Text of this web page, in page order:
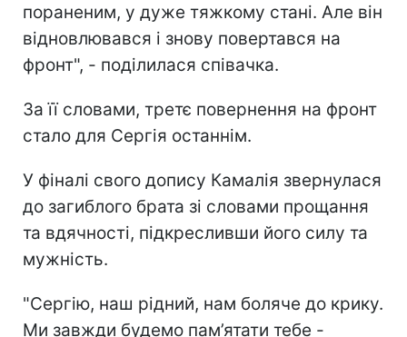
пораненим, у дуже тяжкому стані. Але він
відновлювався і знову повертався на
фронт", - поділилася співачка.
За її словами, третє повернення на фронт
стало для Сергія останнім.
У фіналі свого допису Камалія звернулася
до загиблого брата зі словами прощання
та вдячності, підкресливши його силу та
мужність.
"Сергію, наш рідний, нам боляче до крику.
Ми завжди будемо пам’ятати тебе -